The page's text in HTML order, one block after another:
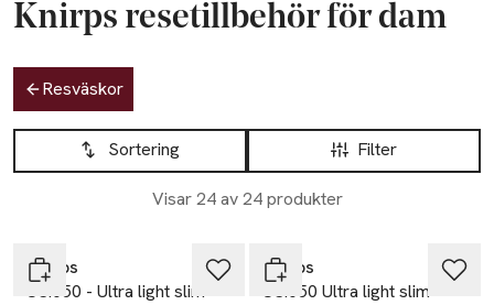
Knirps resetillbehör för dam
Hoppa till produktsidan
Resväskor
Hoppa till produktsidan
Filter
Sortering
Visar 24 av 24 produkter
Lista över produkter
Knirps
US.050 - Ultra light slim
Knirps
US.050 Ultra light slim